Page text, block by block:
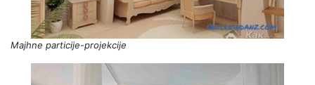
Majhne particije-projekcije